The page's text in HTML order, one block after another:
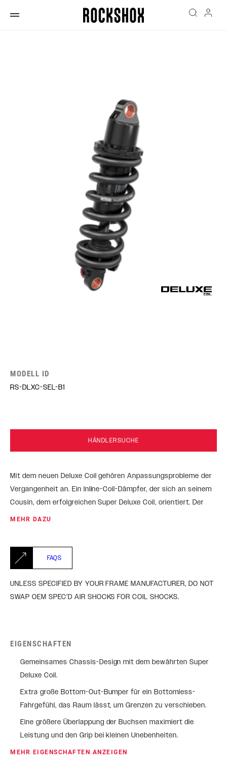
MODELL ID
RS-DLXC-SEL-B1
HÄNDLERSUCHE
Mit dem neuen Deluxe Coil gehören Anpassungsprobleme der
Vergangenheit an. Ein Inline-Coil-Dämpfer, der sich an seinem
Cousin, dem erfolgreichen Super Deluxe Coil, orientiert. Der
Deluxe Coil bietet dieselbe Steifigkeit, kontrollierte
Paket zu einem günstigen Preis. Eine ideale Kombination für E-
MTBs, enge Rahmen und für alle, die in die Welt der
Stahlfeder-Dämpfer eintauchen wollen.
MEHR DAZU
FAQS
UNLESS SPECIFIED BY YOUR FRAME MANUFACTURER, DO NOT
SWAP OEM SPEC’D AIR SHOCKS FOR COIL SHOCKS.
EIGENSCHAFTEN
Gemeinsames Chassis-Design mit dem bewährten Super
Deluxe Coil.
Extra große Bottom-Out-Bumper für ein Bottomless-
Fahrgefühl, das Raum lässt, um Grenzen zu verschieben.
Eine größere Überlappung der Buchsen maximiert die
Leistung und den Grip bei kleinen Unebenheiten.
MEHR EIGENSCHAFTEN ANZEIGEN